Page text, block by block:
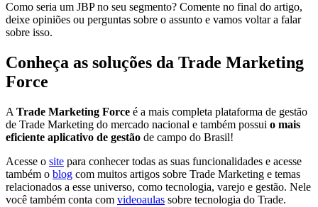
Como seria um JBP no seu segmento? Comente no final do artigo,
deixe opiniões ou perguntas sobre o assunto e vamos voltar a falar
sobre isso.
Conheça as soluções da Trade Marketing
Force
A Trade Marketing Force é a mais completa plataforma de gestão
de Trade Marketing do mercado nacional e também possui o mais
eficiente aplicativo de gestão de campo do Brasil!
Acesse o site para conhecer todas as suas funcionalidades e acesse
também o blog com muitos artigos sobre Trade Marketing e temas
relacionados a esse universo, como tecnologia, varejo e gestão. Nele
você também conta com videoaulas sobre tecnologia do Trade.